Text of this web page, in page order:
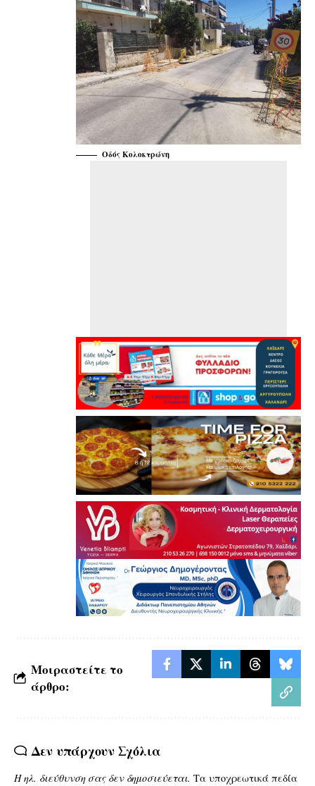
Οδός Κολοκτρώνη
Μοιραστείτε το
άρθρο:
Δεν υπάρχουν Σχόλια
Η ηλ. διεύθυνση σας δεν δημοσιεύεται. Τα υποχρεωτικά πεδία